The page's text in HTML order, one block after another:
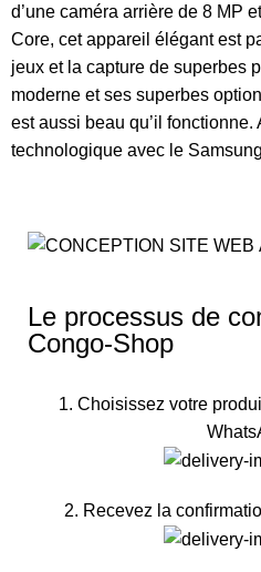
d’une caméra arrière de 8 MP
Core, cet appareil élégant est
jeux et la capture de superbes
moderne et ses superbes
est aussi beau qu’il fonctionne.
technologique avec le
Le processus de
Congo-Shop
1. Choisissez votre
2. Recevez la